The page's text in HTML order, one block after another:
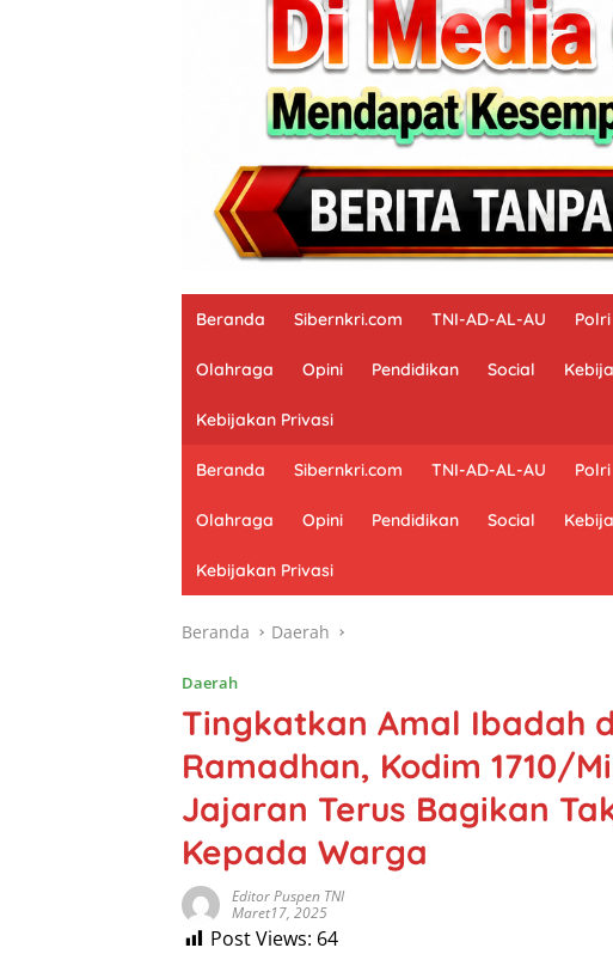
Beranda Sibernkri.com TNI-AD-AL-AU Polri
Olahraga Opini Pendidikan Social
Kebijakan Privasi
Beranda Sibernkri.com TNI-AD-AL-AU Polri
Olahraga Opini Pendidikan Social
Kebijakan Privasi
Beranda Daerah
Daerah
Tingkatkan Amal Ibadah
Ramadhan, Kodim 1710/
Jajaran Terus Bagikan
Kepada Warga
Editor Puspen TNI
Maret17, 2025
Post Views: 64